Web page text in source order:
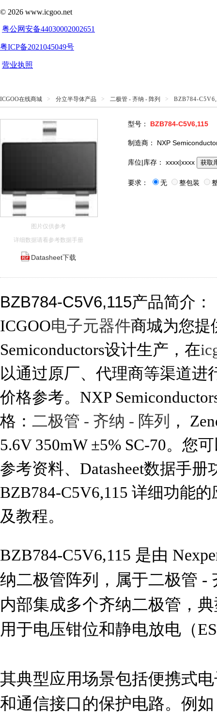
ICGOO在线商城 > 分立半导体产品 > 二极管 - 齐纳 - 阵列 > BZB784-
图片仅供参考
详细数据请看参考数据手册
Datasheet下载
型号： BZB784-C5V6,115
制造商： NXP
库位|库存： xxxx|xxxx 获取
要求： 无 整包装
BZB784-C5V6,115产品简介：
ICGOO电子元器件商城为您提
Semiconductors设计生产，在
以通过原厂、代理商等渠道进
价格参考。NXP
格： 二极管 - 齐纳 - 阵列
，
5.6V 350mW ±5% SC-70。您
参考资料、Datasheet数据手
BZB784-C5V6,115 详细功能
及教程。
BZB784-C5V6,115 是由
纳二极管阵列，属于二极管 -
内部集成多个齐纳二极管，
用于电压钳位和静电放电（
其典型应用场景包括便携式
和通信接口的保护电路。例